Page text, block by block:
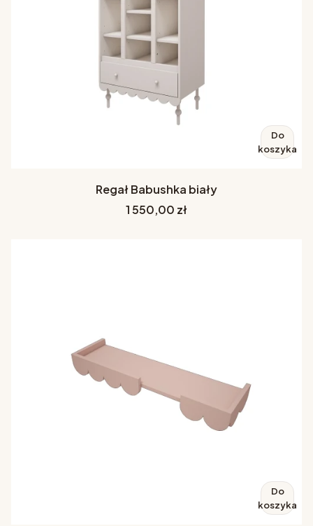
Do
koszyka
Regał Babushka biały
Cena
1 550,00 zł
Do
koszyka